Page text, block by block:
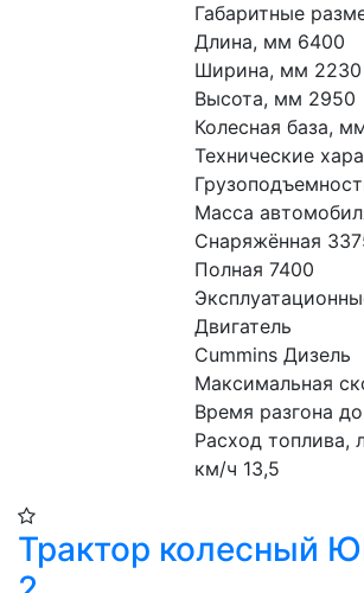
Габаритные
Длина, мм 6400
Ширина, мм 2230
Высота, мм 2950
Колесная база,
Технические
Масса
Снаряжённая
Полная 7400
Двигатель
Cummins Дизель
Максимальная
Время разгона
Расход топлива,
км/ч 13,5
Трактор колесный